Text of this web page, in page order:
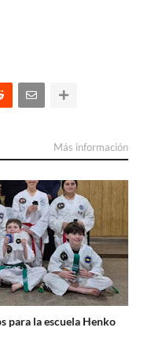
Más información
para la escuela Henko